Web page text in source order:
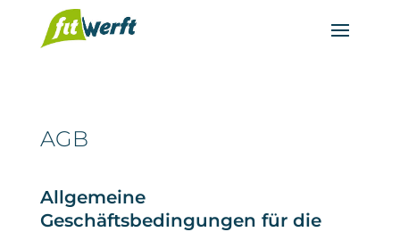
AGB
Allgemeine
Geschäftsbedingungen für die